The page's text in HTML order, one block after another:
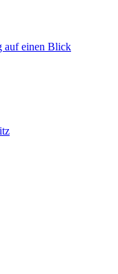
auf einen Blick